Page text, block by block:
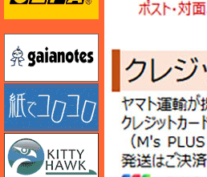
紙でコロコロ
キティホーク